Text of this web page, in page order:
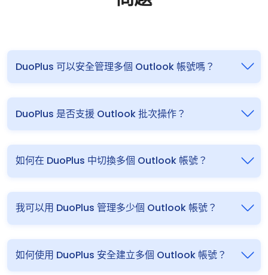
DuoPlus 可以安全管理多個 Outlook 帳號嗎？
DuoPlus 是否支援 Outlook 批次操作？
如何在 DuoPlus 中切換多個 Outlook 帳號？
我可以用 DuoPlus 管理多少個 Outlook 帳號？
如何使用 DuoPlus 安全建立多個 Outlook 帳號？